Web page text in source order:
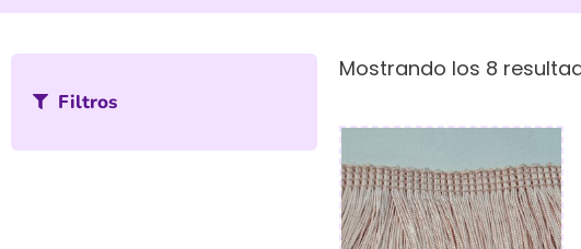
Filtros
Mostrando los 8